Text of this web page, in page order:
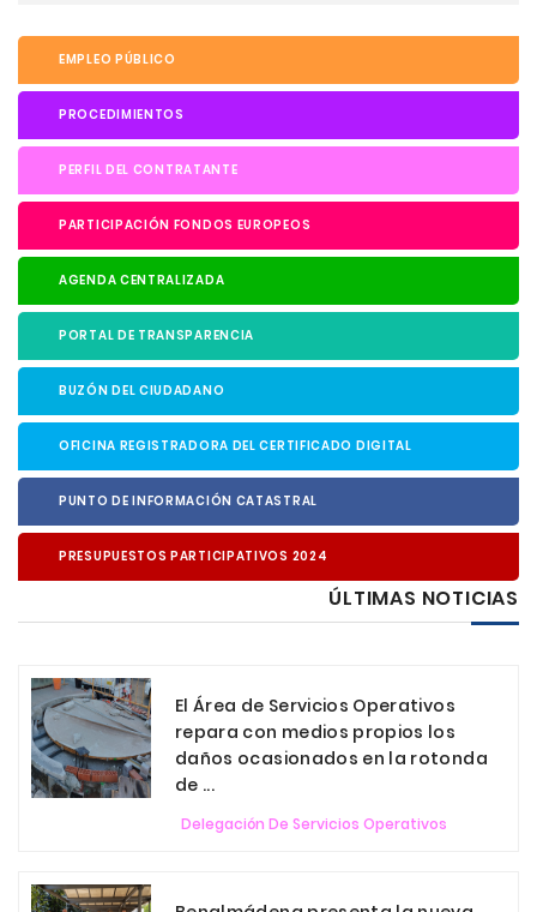
EMPLEO PÚBLICO
PROCEDIMIENTOS
PERFIL DEL CONTRATANTE
PARTICIPACIÓN FONDOS EUROPEOS
AGENDA CENTRALIZADA
PORTAL DE TRANSPARENCIA
BUZÓN DEL CIUDADANO
OFICINA REGISTRADORA DEL CERTIFICADO DIGITAL
PUNTO DE INFORMACIÓN CATASTRAL
PRESUPUESTOS PARTICIPATIVOS 2024
ÚLTIMAS NOTICIAS
El Área de Servicios Operativos
repara con medios propios los
daños ocasionados en la rotonda
de ...
Delegación De Servicios Operativos